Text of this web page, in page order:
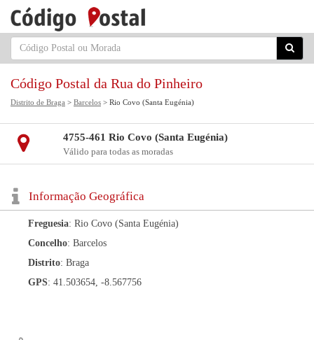
Código Postal da Rua do Pinheiro
Distrito de Braga > Barcelos > Rio Covo (Santa Eugénia)
4755-461 Rio Covo (Santa Eugénia)
Válido para todas as moradas
Informação Geográfica
Freguesia: Rio Covo (Santa Eugénia)
Concelho: Barcelos
Distrito: Braga
GPS: 41.503654, -8.567756